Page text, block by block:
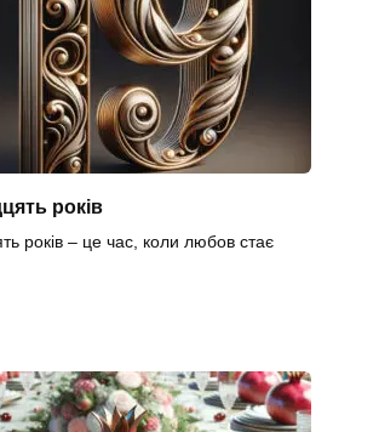
років
років – це час, коли любов стає